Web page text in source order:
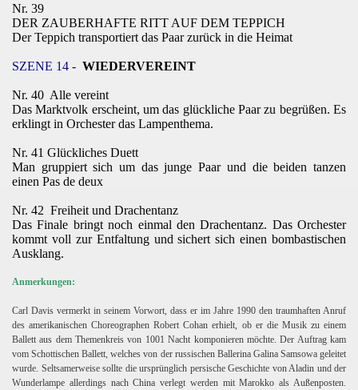
Nr. 39
DER ZAUBERHAFTE RITT AUF DEM TEPPICH
Der Teppich transportiert das Paar zurück in die Heimat
SZENE 14 - WIEDERVEREINT
Nr. 40 Alle vereint
Das Marktvolk erscheint, um das glückliche Paar zu begrüßen. Es
erklingt in Orchester das Lampenthema.
Nr. 41 Glückliches Duett
Man gruppiert sich um das junge Paar und die beiden tanzen
einen Pas de deux
Nr. 42 Freiheit und Drachentanz
Das Finale bringt noch einmal den Drachentanz. Das Orchester
kommt voll zur Entfaltung und sichert sich einen bombastischen
Ausklang.
Anmerkungen:
Carl Davis vermerkt in seinem Vorwort, dass er im Jahre 1990 den traumhaften Anruf
des amerikanischen Choreographen Robert Cohan erhielt, ob er die Musik zu einem
Ballett aus dem Themenkreis von 1001 Nacht komponieren möchte. Der Auftrag kam
vom Schottischen Ballett, welches von der russischen Ballerina Galina Samsowa geleitet
wurde. Seltsamerweise sollte die ursprünglich persische Geschichte von Aladin und der
Wunderlampe allerdings nach China verlegt werden mit Marokko als Außenposten.